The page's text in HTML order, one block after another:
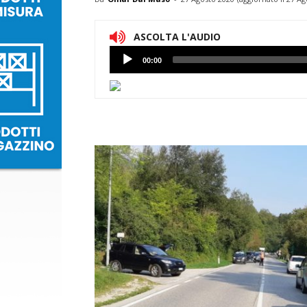
ASCOLTA L'AUDIO
Lettore
Audio
00:00